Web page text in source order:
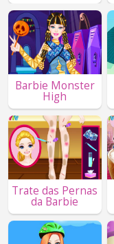
Barbie Monster
High
Trate das Pernas
da Barbie